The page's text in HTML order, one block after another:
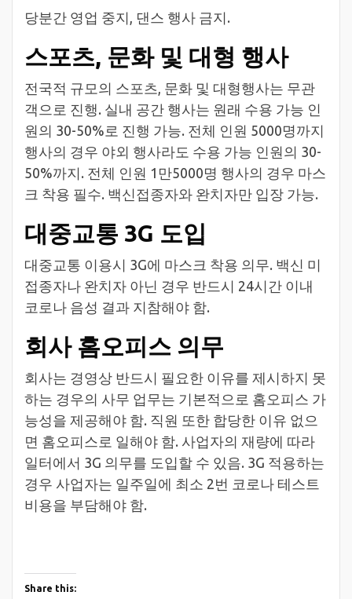
당분간 영업 중지, 댄스 행사 금지.
스포츠, 문화 및 대형 행사
전국적 규모의 스포츠, 문화 및 대형행사는 무관
객으로 진행. 실내 공간 행사는 원래 수용 가능 인
원의 30-50%로 진행 가능. 전체 인원 5000명까지
행사의 경우 야외 행사라도 수용 가능 인원의 30-
50%까지. 전체 인원 1만5000명 행사의 경우 마스
크 착용 필수. 백신접종자와 완치자만 입장 가능.
대중교통 3G 도입
대중교통 이용시 3G에 마스크 착용 의무. 백신 미
접종자나 완치자 아닌 경우 반드시 24시간 이내
코로나 음성 결과 지참해야 함.
회사 홈오피스 의무
회사는 경영상 반드시 필요한 이유를 제시하지 못
하는 경우의 사무 업무는 기본적으로 홈오피스 가
능성을 제공해야 함. 직원 또한 합당한 이유 없으
면 홈오피스로 일해야 함. 사업자의 재량에 따라
일터에서 3G 의무를 도입할 수 있음. 3G 적용하는
경우 사업자는 일주일에 최소 2번 코로나 테스트
비용을 부담해야 함.
Share this: